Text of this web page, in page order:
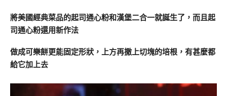
將美國經典菜品的起司通心粉和漢堡二合一就誕生了，而且起
司通心粉還用新作法
做成可樂餅更能固定形狀，上方再撒上切塊的培根，有甚麼都
給它加上去